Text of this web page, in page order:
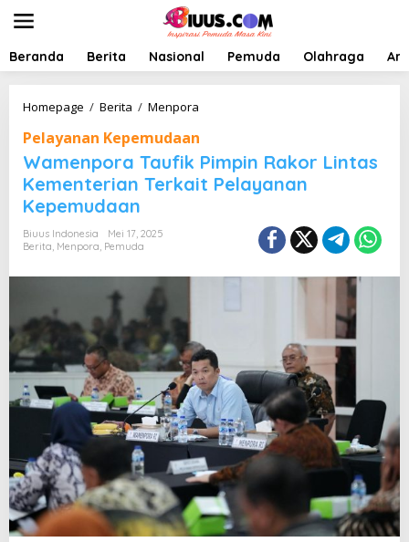
t
Beranda Berita Nasional Pemuda Olahraga
Homepage / Berita / Menpora
m
e
n
p
P
i
m
p
i
n
R
a
k
o
r
L
Pelayanan Kepemudaan
Wamenpora Taufik Pimpin Rakor Lintas
Kementerian Terkait Pelayanan
Kepemudaan
Biuus Indonesia
Mei 17, 2025
Berita, Menpora, Pemuda